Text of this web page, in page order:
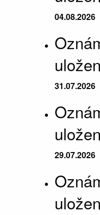
04.08.2026
31.07.2026
29.07.2026